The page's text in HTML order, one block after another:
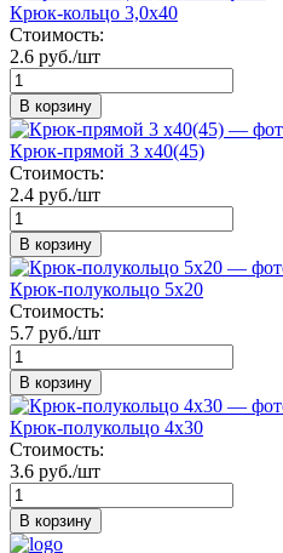
Крюк-кольцо 3,0х40
Стоимость:
2.6 руб./шт
В корзину
Крюк-прямой 3 х40(45)
Стоимость:
2.4 руб./шт
В корзину
Крюк-полукольцо 5х20
Стоимость:
5.7 руб./шт
В корзину
Крюк-полукольцо 4х30
Стоимость:
3.6 руб./шт
В корзину